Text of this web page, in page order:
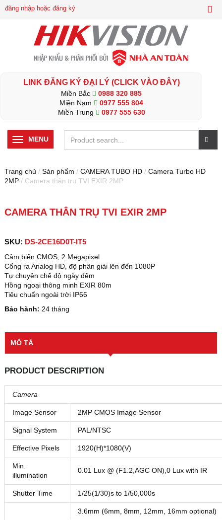
đăng nhập hoặc đăng ký
LINK ĐĂNG KÝ ĐẠI LÝ (CLICK VÀO ĐÂY)
Miền Bắc
0988 320 885
Miền Nam
0977 555 804
Miền Trung
0977 555 630
MENU
Trang chủ / Sản phẩm / CAMERA TUBO HD / Camera Turbo HD
2MP / Camera thân trụ TVI EXIR 2MP
CAMERA THÂN TRỤ TVI EXIR 2MP
SKU: DS-2CE16D0T-IT5
Cảm biến CMOS, 2 Megapixel
Cổng ra Analog HD, độ phân giải lên đến 1080P
Tự chuyên chế độ ngày đêm
Hồng ngoại thông minh EXIR 80m
Tiêu chuẩn ngoài trời IP66
Bảo hành: 24 tháng
MÔ TẢ
PRODUCT DESCRIPTION
Camera
Image Sensor 2MP CMOS Image Sensor
Signal System PAL/NTSC
Effective Pixels 1920(H)*1080(V)
Min.
illumination
0.01 Lux @ (F1.2,AGC ON),0 Lux with IR
Shutter Time 1/25(1/30)s to 1/50,000s
3.6mm (6mm, 8mm, 12mm, 16mm optional)